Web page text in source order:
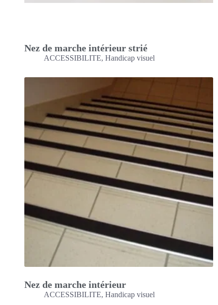
Nez de marche intérieur strié
ACCESSIBILITE, Handicap visuel
Nez de marche intérieur
ACCESSIBILITE, Handicap visuel